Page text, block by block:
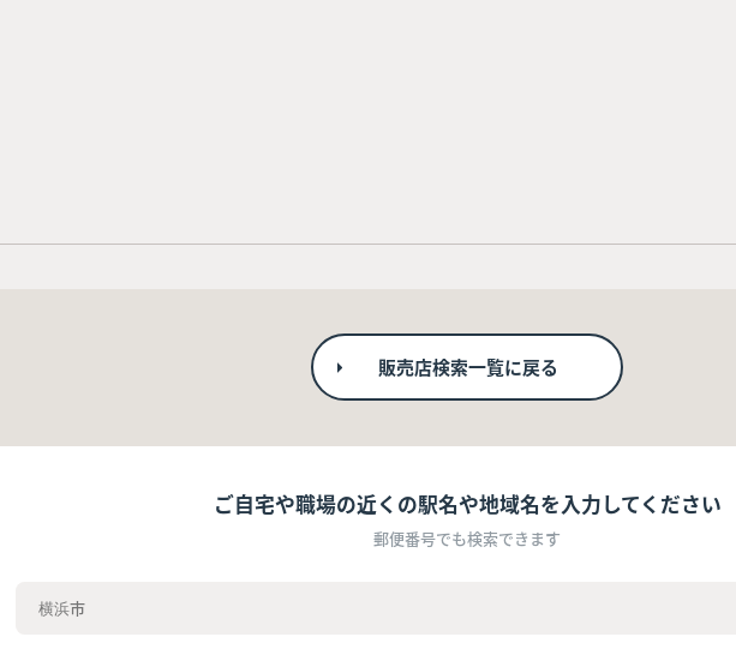
販売店検索一覧に戻る
ご自宅や職場の近くの駅名や地域名を入力してください
郵便番号でも検索できます